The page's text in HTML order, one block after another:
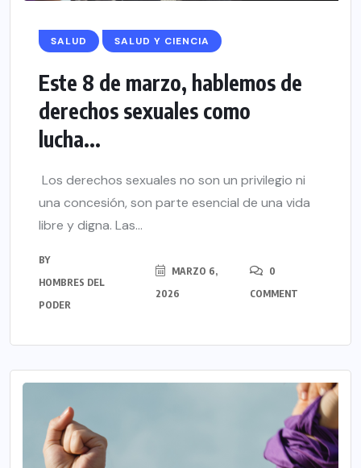
SALUD SALUD Y CIENCIA
Este 8 de marzo, hablemos de
derechos sexuales como
lucha...
Los derechos sexuales no son un privilegio ni
una concesión, son parte esencial de una vida
libre y digna. Las...
BY
HOMBRES DEL
PODER
MARZO 6,
2026
0
COMMENT